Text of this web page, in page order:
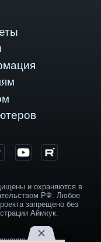
и охраняются в
РФ. Любое
запрещено без
Аймкук.